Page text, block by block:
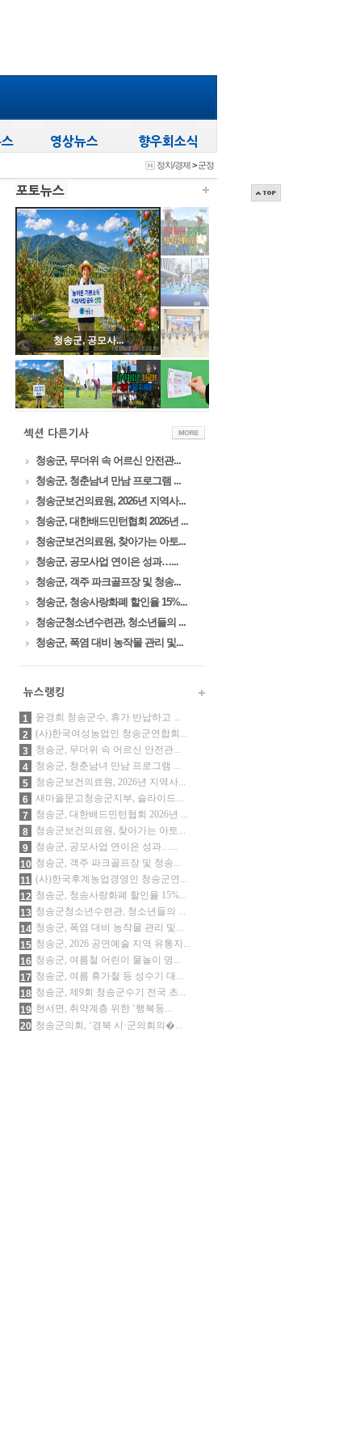
정치/경제>군정
청송군, 공모사...
청송군, 무더위 속 어르신 안전관...
청송군, 청춘남녀 만남 프로그램 ...
청송군보건의료원, 2026년 지역사...
청송군, 대한배드민턴협회 2026년 ...
청송군보건의료원, 찾아가는 아토...
청송군, 공모사업 연이은 성과…...
청송군, 객주 파크골프장 및 청송...
청송군, 청송사랑화폐 할인율 15%...
청송군청소년수련관, 청소년들의 ...
청송군, 폭염 대비 농작물 관리 및...
1
윤경희 청송군수, 휴가 반납하고 ...
2
(사)한국여성농업인 청송군연합회...
3
청송군, 무더위 속 어르신 안전관...
4
청송군, 청춘남녀 만남 프로그램 ...
5
청송군보건의료원, 2026년 지역사...
6
새마을문고청송군지부, 슬라이드...
7
청송군, 대한배드민턴협회 2026년 ...
8
청송군보건의료원, 찾아가는 아토...
9
청송군, 공모사업 연이은 성과…...
10 청송군, 객주 파크골프장 및 청송...
11 (사)한국후계농업경영인 청송군연...
12 청송군, 청송사랑화폐 할인율 15%...
13 청송군청소년수련관, 청소년들의 ...
14 청송군, 폭염 대비 농작물 관리 및...
15 청송군, 2026 공연예술 지역 유통지...
16 청송군, 여름철 어린이 물놀이 명...
17 청송군, 여름 휴가철 등 성수기 대...
18 청송군, 제9회 청송군수기 전국 초...
19 현서면, 취약계층 위한 ‘행복둥...
20 청송군의회, ‘경북 시·군의회의�...